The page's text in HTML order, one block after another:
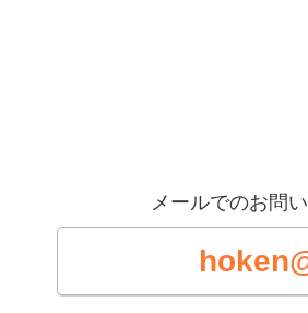
メールでのお問